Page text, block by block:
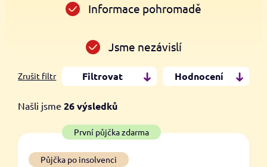
Informace pohromadě
Jsme nezávislí
Zrušit filtr Filtrovat Hodnocení
Od
Do
Našli jsme26výsledků
První půjčka zdarma
Půjčka po insolvenci